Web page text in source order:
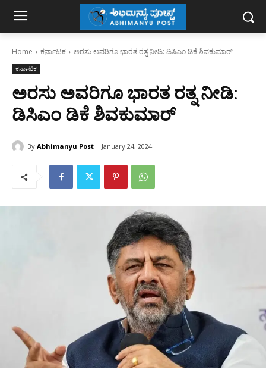
Home ಕರ್ನಾಟಕ ಅರಸು ಅವರಿಗೂ ಭಾರತ ರತ್ನ ನೀಡಿ: ಡಿಸಿಎಂ ಡಿಕೆ ಶಿವಕುಮಾರ್‌
ಕರ್ನಾಟಕ
ಅರಸು ಅವರಿಗೂ ಭಾರತ ರತ್ನ ನೀಡಿ:
ಡಿಸಿಎಂ ಡಿಕೆ ಶಿವಕುಮಾರ್‌
By Abhimanyu Post January 24, 2024